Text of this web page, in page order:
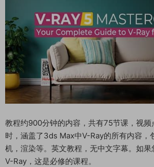
教程约900分钟的内容，共有75节课，视频
时，涵盖了3ds Max中V-Ray的所有内容，
机，渲染等。英文教程，无中文字幕。如
V-Ray，这是必修的课程。